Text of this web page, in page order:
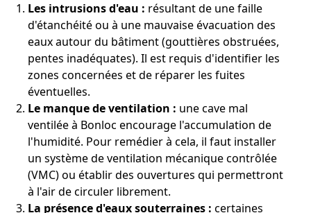
Les intrusions d'eau : résultant de une faille
d'étanchéité ou à une mauvaise évacuation des
eaux autour du bâtiment (gouttières obstruées,
pentes inadéquates). Il est requis d'identifier les
zones concernées et de réparer les fuites
éventuelles.
Le manque de ventilation : une cave mal
ventilée à Bonloc encourage l'accumulation de
l'humidité. Pour remédier à cela, il faut installer
un système de ventilation mécanique contrôlée
(VMC) ou établir des ouvertures qui permettront
à l'air de circuler librement.
La présence d'eaux souterraines : certaines